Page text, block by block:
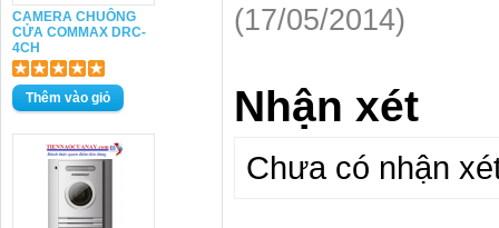
CAMERA CHUÔNG
CỬA COMMAX DRC-
4CH
(17/05/2014)
Nhận xét
Chưa có nhận